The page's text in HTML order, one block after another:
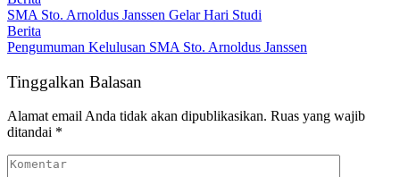
SMA Sto. Arnoldus Janssen Gelar Hari Studi
Berita
Pengumuman Kelulusan SMA Sto. Arnoldus Janssen
Tinggalkan Balasan
Alamat email Anda tidak akan dipublikasikan. Ruas yang wajib
ditandai *